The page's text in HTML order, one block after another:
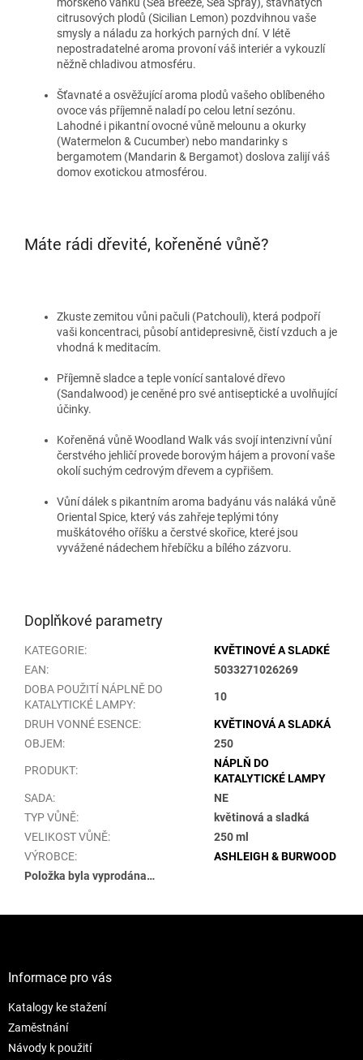
citrusových plodů (Sicilian Lemon) pozdvihnou vaše
smysly a náladu za horkých parných dní. V létě
nepostradatelné aroma provoní váš interiér a vykouzlí
něžně chladivou atmosféru.
Šťavnaté a osvěžující aroma plodů vašeho oblíbeného
ovoce vás příjemně naladí po celou letní sezónu.
Lahodné i pikantní ovocné vůně melounu a okurky
(Watermelon & Cucumber) nebo mandarinky s
bergamotem (Mandarin & Bergamot) doslova zalijí váš
domov exotickou atmosférou.
Máte rádi dřevité, kořeněné vůně?
Zkuste zemitou vůni pačuli (Patchouli), která podpoří
vaši koncentraci, působí antidepresivně, čistí vzduch a je
vhodná k meditacím.
Příjemně sladce a teple vonící santalové dřevo
(Sandalwood) je ceněné pro své antiseptické a uvolňující
účinky.
Kořeněná vůně Woodland Walk vás svojí intenzivní vůní
čerstvého jehličí provede borovým hájem a provoní vaše
okolí suchým cedrovým dřevem a cypřišem.
Vůní dálek s pikantním aroma badyánu vás naláká vůně
Oriental Spice, který vás zahřeje teplými tóny
muškátového oříšku a čerstvé skořice, které jsou
vyvážené nádechem hřebíčku a bílého zázvoru.
Doplňkové parametry
KATEGORIE:
KVĚTINOVÉ A SLADKÉ
EAN:
5033271026269
DOBA POUŽITÍ NÁPLNĚ DO
KATALYTICKÉ LAMPY:
10
DRUH VONNÉ ESENCE:
KVĚTINOVÁ A SLADKÁ
OBJEM: 250
PRODUKT:
NÁPLŇ DO
KATALYTICKÉ LAMPY
SADA:
NE
TYP VŮNĚ:
květinová a sladká
VELIKOST VŮNĚ:
250 ml
VÝROBCE:
ASHLEIGH & BURWOOD
Položka byla vyprodána…
Informace pro vás
Katalogy ke stažení
Zaměstnání
Návody k použití